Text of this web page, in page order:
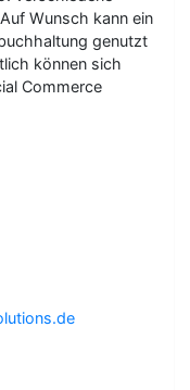
Wunsch kann ein
genutzt
können sich
Commerce